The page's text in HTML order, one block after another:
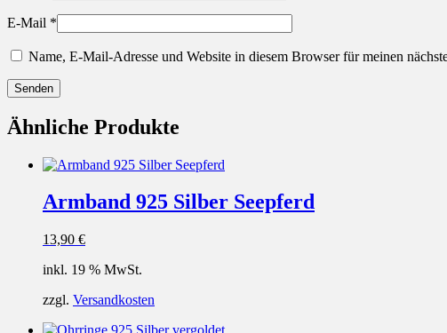
E-Mail *
Name, E-Mail-Adresse und Website in diesem Browser für meinen
Ähnliche Produkte
Armband 925 Silber Seepferd
13,90 €
inkl. 19 % MwSt.
zzgl. Versandkosten